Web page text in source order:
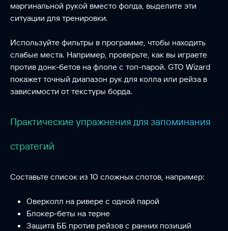
маргинальной рукой вместо фолда, выделите эти
ситуации для тренировки.
Используйте фильтры в программе, чтобы находить
слабые места. Например, проверьте, как вы играете
против донк-бетов на флопе с топ-парой. GTO Wizard
покажет точный диапазон рук для колла или рейза в
зависимости от текстуры борда.
Практические упражнения для запоминания
стратегий
Составьте список из 10 сложных спотов, например:
Оверколл на ривере с одной парой
Блокер-беты на терне
Защита ББ против рейзов с ранних позиций